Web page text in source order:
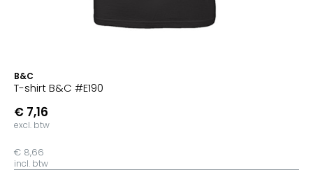
B&C
T-shirt B&C #E190
€ 7,16
excl. btw
€ 8,66
incl. btw